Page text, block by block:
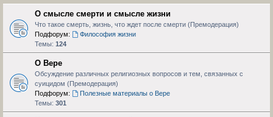
О смысле смерти и смысле жизни
Что такое смерть, жизнь, что ждет после смерти (Премодерация)
Подфорум:
Философия жизни
Темы: 124
О Вере
Обсуждение различных религиозных вопросов и тем, связанных с
суицидом (Премодерация)
Подфорум:
Полезные материалы о Вере
Темы: 301